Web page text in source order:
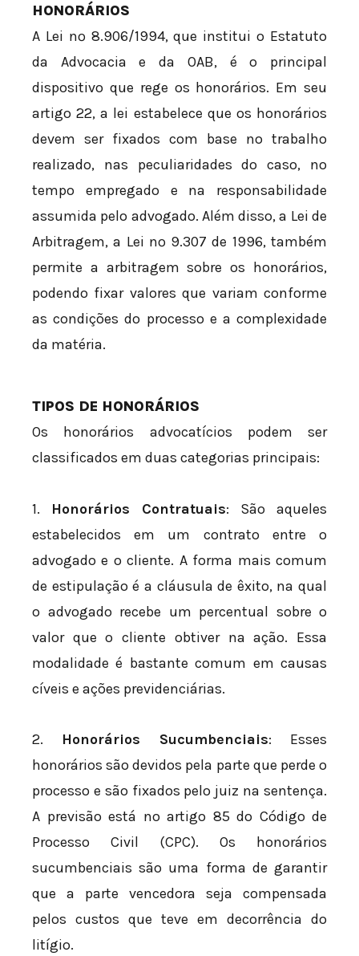
HONORÁRIOS
A Lei nº 8.906/1994, que institui o Estatuto
da Advocacia e da OAB, é o principal
dispositivo que rege os honorários. Em seu
artigo 22, a lei estabelece que os honorários
devem ser fixados com base no trabalho
realizado, nas peculiaridades do caso, no
tempo empregado e na responsabilidade
assumida pelo advogado. Além disso, a Lei de
Arbitragem, a Lei nº 9.307 de 1996, também
permite a arbitragem sobre os honorários,
podendo fixar valores que variam conforme
as condições do processo e a complexidade
da matéria.
TIPOS DE HONORÁRIOS
Os honorários advocatícios podem ser
classificados em duas categorias principais:
1. Honorários Contratuais: São aqueles
estabelecidos em um contrato entre o
advogado e o cliente. A forma mais comum
de estipulação é a cláusula de êxito, na qual
o advogado recebe um percentual sobre o
valor que o cliente obtiver na ação. Essa
modalidade é bastante comum em causas
cíveis e ações previdenciárias.
2. Honorários Sucumbenciais: Esses
honorários são devidos pela parte que perde o
processo e são fixados pelo juiz na sentença.
A previsão está no artigo 85 do Código de
Processo Civil (CPC). Os honorários
sucumbenciais são uma forma de garantir
que a parte vencedora seja compensada
pelos custos que teve em decorrência do
litígio.